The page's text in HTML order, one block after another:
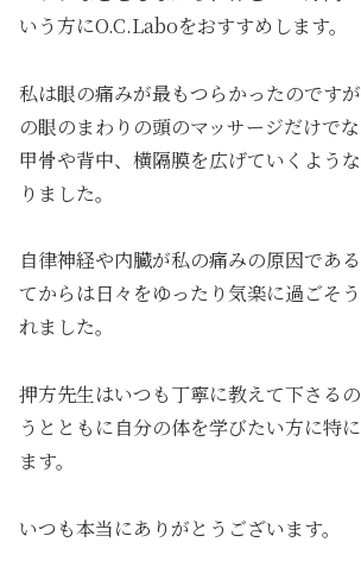
いう方にO.C.Laboをおすすめします。
私は眼の痛みが最もつらかったのです
の眼のまわりの頭のマッサージだけで
甲骨や背中、横隔膜を広げていくよう
りました。
自律神経や内臓が私の痛みの原因であ
てからは日々をゆったり気楽に過ごそ
れました。
押方先生はいつも丁寧に教えて下さる
うとともに自分の体を学びたい方に特
ます。
いつも本当にありがとうございます。